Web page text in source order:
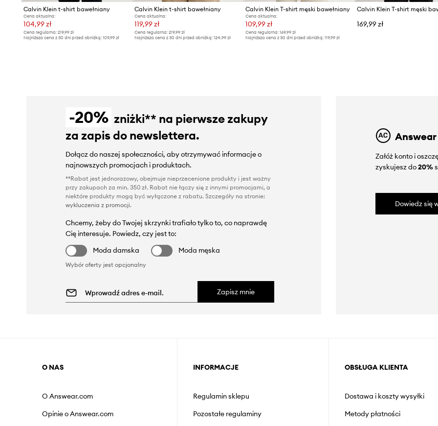
Calvin Klein t-shirt bawełniany
Cena aktualna:
104,99 zł
Cena regularna: 219,99 zł
Najniższa cena z 30 dni przed obniżką: 109,99 zł
Calvin Klein t-shirt bawełniany
Cena aktualna:
119,99 zł
Cena regularna:219,99 zł
Najniższa cena z 30 dni przed obniżką:124,99 zł
Calvin Klein T-shirt męski bawełniany
Cena aktualna:
109,99 zł
Cena regularna: 169,99 zł
Najniższa cena z 30 dni przed obniżką: 119,99 zł
169,99 zł
-20% zniżki** na pierwsze zakupy
za zapis do newslettera.
Dołącz do naszej społeczności, aby otrzymywać informacje o
najnowszych promocjach i produktach.
**Rabat jest jednorazowy, obejmuje nieprzecenione produkty i jest ważny
przy zakupach za min. 350 zł. Rabat nie łączy się z innymi promocjami, a
niektóre produkty mogą być wyłączone z rabatu. Szczegóły na stronie:
wykluczenia z promocji.
Chcemy, żeby do Twojej skrzynki trafiało tylko to, co naprawdę
Cię interesuje. Powiedz, czy jest to:
Moda damska
Moda męska
Wybór oferty jest opcjonalny
Zapisz mnie
Załóż konto i
zyskujesz do20%
Dowiedz się
O NAS
O Answear.com
Opinie o Answear.com
INFORMACJE
Regulamin sklepu
Pozostałe regulaminy
OBSŁUGA KLIENTA
Dostawa i koszty wysyłki
Metody płatności